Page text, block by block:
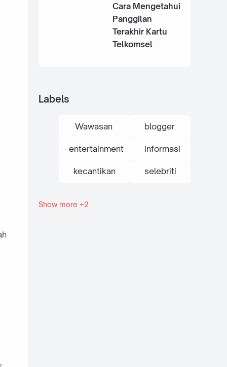
Cara Mengetahui
Panggilan
Terakhir Kartu
Telkomsel
Labels
Wawasan blogger
entertainment informasi
kecantikan selebriti
tanaman
Show more +2